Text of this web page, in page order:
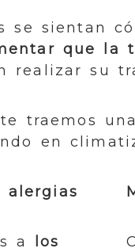
se sientan
que la
realizar su
te traemos
en
alergias
a los